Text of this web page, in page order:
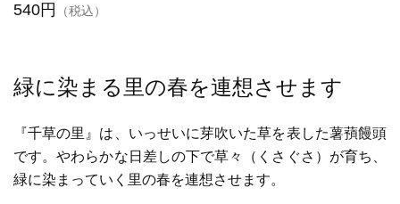
540円 （税込）
緑に染まる里の春を連想させます
『千草の里』は、いっせいに芽吹いた草を表した薯蕷饅頭
です。やわらかな日差しの下で草々（くさぐさ）が育ち、
緑に染まっていく里の春を連想させます。